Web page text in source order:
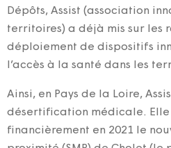
Dépôts, Assist (association
territoires) a déjà mis sur les
déploiement de dispositifs
l’accès à la santé dans les
Ainsi, en Pays de la Loire,
désertification médicale. Elle
financièrement en 2021 le